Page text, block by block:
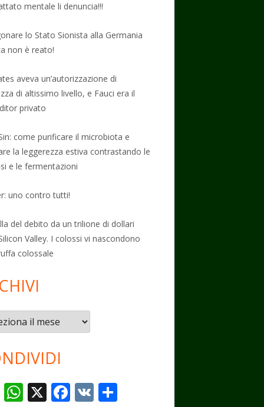
mentale li denuncia!!!
lo Stato Sionista alla Germania
non è reato!
aveva un’autorizzazione di
di altissimo livello, e Fauci era il
privato
come purificare il microbiota e
la leggerezza estiva contrastando le
e le fermentazioni
uno contro tutti!
del debito da un trilione di dollari
Valley. I colossi vi nascondono
colossale
T W X F V